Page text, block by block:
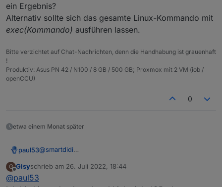
ein Ergebnis?
Alternativ sollte sich das gesamte Linux-Kommando mit
exec(Kommando) ausführen lassen.
Bitte verzichtet auf Chat-Nachrichten, denn die Handhabung ist grauenhaft
!
Produktiv: Asus PN 42 / N100 / 8 GB / 500 GB; Proxmox mit 2 VM (iob /
openCCU)
0
etwa einem Monat später
paul53@smartdidi
aus. An request()übergibt man i.d.R. den Teil ab
EDIT: Kann man die URL im Browser aufrufen und
G
Offline
Gisyschrieb am 26. Juli 2022, 18:44
zuletzt editiert von
@paul53